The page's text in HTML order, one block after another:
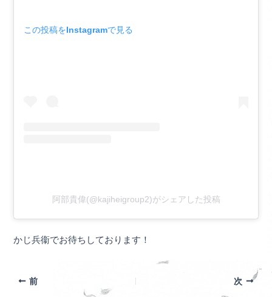
この投稿をInstagramで見る
阿部貴偉(@kajiheigroup2)がシェアした投稿
かじ兵衞でお待ちしております！
前 次